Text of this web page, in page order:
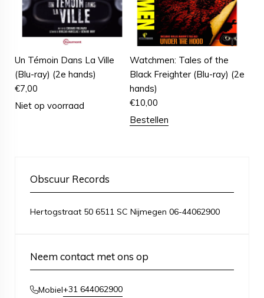
Un Témoin Dans La Ville
(Blu-ray) (2e hands)
€7,00
Niet op voorraad
Watchmen: Tales of the
Black Freighter (Blu-ray) (2e
hands)
€10,00
Bestellen
Obscuur Records
Hertogstraat 50 6511 SC Nijmegen 06-44062900
Neem contact met ons op
Mobiel+31 644062900